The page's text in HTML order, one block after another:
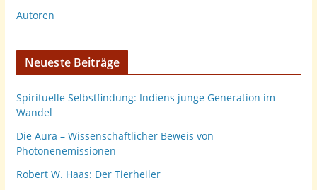
Autoren
Neueste Beiträge
Spirituelle Selbstfindung: Indiens junge Generation im
Wandel
Die Aura – Wissenschaftlicher Beweis von
Photonenemissionen
Robert W. Haas: Der Tierheiler